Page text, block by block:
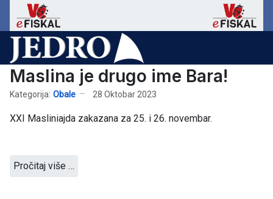
Maslina je drugo ime Bara!
Kategorija: Obale 28 Oktobar 2023
XXI Masliniajda zakazana za 25. i 26. novembar.
Pročitaj više …